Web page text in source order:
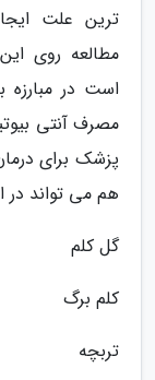
ترین علت
مطالعه روی
است در مبارزه
مصرف آنتی
پزشک برای
هم می تواند در
گل کلم
کلم برگ
تربچه